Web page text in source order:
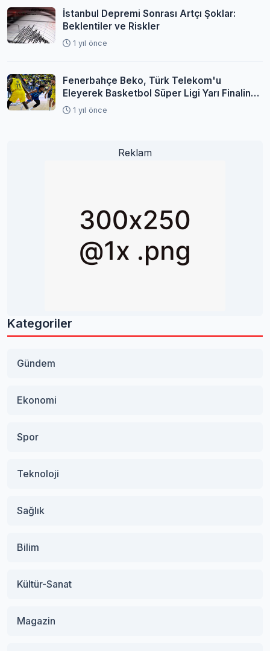
İstanbul Depremi Sonrası Artçı Şoklar:
Beklentiler ve Riskler
1 yıl önce
Fenerbahçe Beko, Türk Telekom'u
Eleyerek Basketbol Süper Ligi Yarı Finaline
Yükseldi
1 yıl önce
Reklam
Kategoriler
Gündem
Ekonomi
Spor
Teknoloji
Sağlık
Bilim
Kültür-Sanat
Magazin